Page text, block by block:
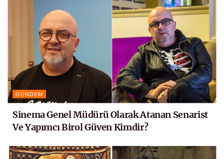
GÜNDEM
Sinema Genel Müdürü Olarak Atanan Senarist
Ve Yapımcı Birol Güven Kimdir?